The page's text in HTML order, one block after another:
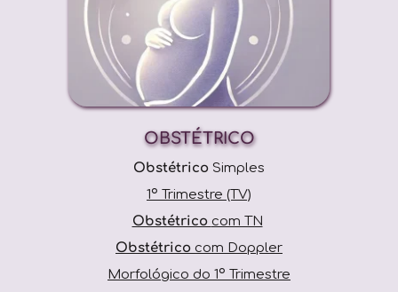
OBSTÉTRICO
Obstétrico Simples
1º Trimestre (TV)
Obstétrico com TN
Obstétrico com Doppler
Morfológico do 1º Trimestre